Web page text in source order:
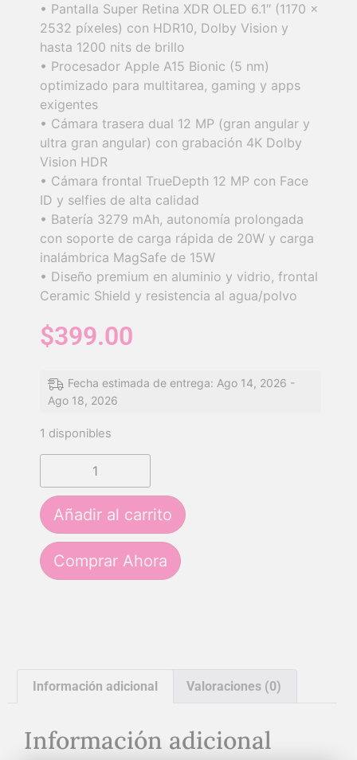
• Pantalla Super Retina XDR OLED 6.1″ (1170 x
2532 píxeles) con HDR10, Dolby Vision y
hasta 1200 nits de brillo
• Procesador Apple A15 Bionic (5 nm)
optimizado para multitarea, gaming y apps
exigentes
• Cámara trasera dual 12 MP (gran angular y
ultra gran angular) con grabación 4K Dolby
Vision HDR
• Cámara frontal TrueDepth 12 MP con Face
ID y selfies de alta calidad
• Batería 3279 mAh, autonomía prolongada
con soporte de carga rápida de 20W y carga
inalámbrica MagSafe de 15W
• Diseño premium en aluminio y vidrio, frontal
Ceramic Shield y resistencia al agua/polvo
$399.00
Fecha estimada de entrega: Ago 14, 2026 -
Ago 18, 2026
1 disponibles
Añadir al carrito
Comprar Ahora
Información adicional Valoraciones (0)
Información adicional